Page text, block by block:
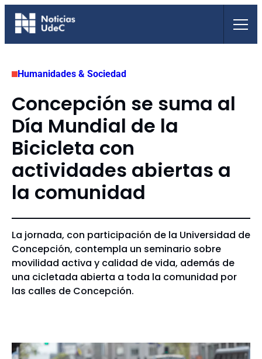
Saltar
Humanidades & Sociedad
Concepción se suma al
Día Mundial de la
Bicicleta con
actividades abiertas a
la comunidad
La jornada, con participación de la Universidad de
Concepción, contempla un seminario sobre
movilidad activa y calidad de vida, además de
una cicletada abierta a toda la comunidad por
las calles de Concepción.